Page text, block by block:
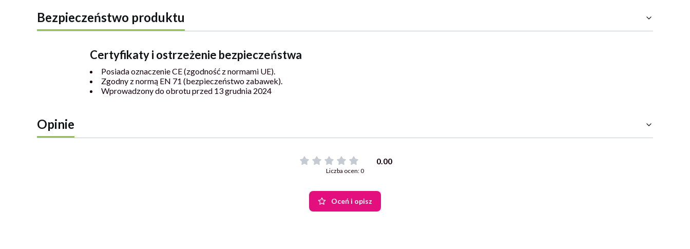
Bezpieczeństwo produktu
Certyfikaty i ostrzeżenie bezpieczeństwa
Posiada oznaczenie CE (zgodność z normami UE).
Zgodny z normą EN 71 (bezpieczeństwo zabawek).
Wprowadzony do obrotu przed 13 grudnia 2024
Opinie
0.00
Liczba ocen: 0
Oceń i opisz